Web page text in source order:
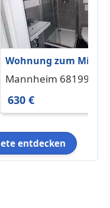
Wohnung zum Mieten
in Mannheim 630 € 30
Mannheim 68199
630 €
entdecken